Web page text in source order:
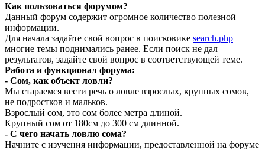
Как пользоваться форумом?
Данный форум содержит огромное количество полезной
информации.
Для начала задайте свой вопрос в поисковике search.php
многие темы поднимались ранее. Если поиск не дал
результатов, задайте свой вопрос в соответствующей теме.
Работа и функционал форума:
- Сом, как объект ловли?
Мы стараемся вести речь о ловле взрослых, крупных сомов,
не подростков и мальков.
Взрослый сом, это сом более метра длиной.
Крупный сом от 180см до 300 см длинной.
- С чего начать ловлю сома?
Начните с изучения информации, предоставленной на форуме